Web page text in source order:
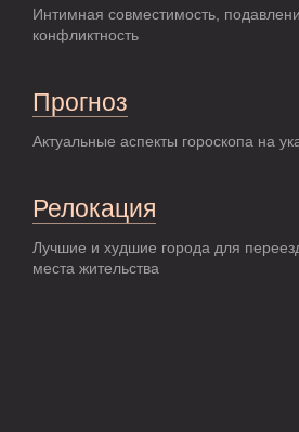
Интимная совместимость,
конфликтность
Прогноз
Актуальные аспекты гороскопа на
Релокация
Лучшие и худшие города для
места жительства